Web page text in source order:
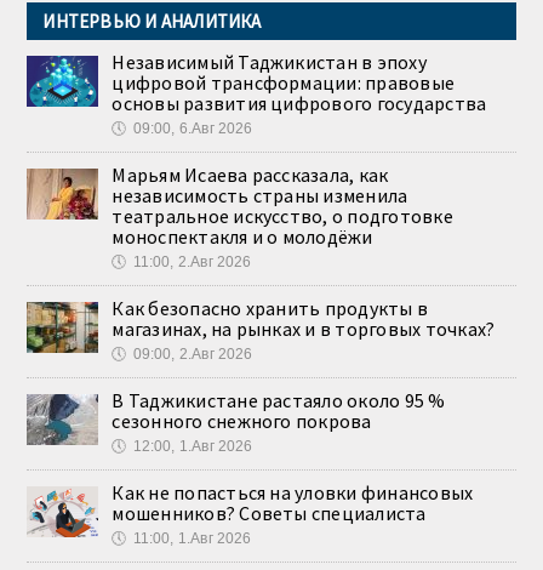
ИНТЕРВЬЮ И АНАЛИТИКА
Независимый Таджикистан в эпоху
цифровой трансформации: правовые
основы развития цифрового государства
🕔 09:00, 6.Авг 2026
Марьям Исаева рассказала, как
независимость страны изменила
театральное искусство, о подготовке
моноспектакля и о молодёжи
🕔 11:00, 2.Авг 2026
Как безопасно хранить продукты в
магазинах, на рынках и в торговых точках?
🕔 09:00, 2.Авг 2026
В Таджикистане растаяло около 95 %
сезонного снежного покрова
🕔 12:00, 1.Авг 2026
Как не попасться на уловки финансовых
мошенников? Советы специалиста
🕔 11:00, 1.Авг 2026